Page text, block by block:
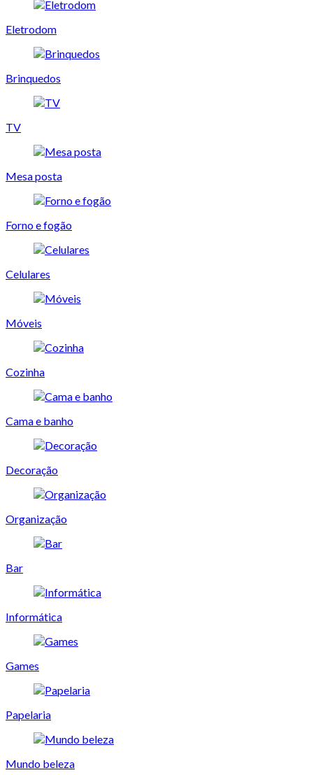
Eletrodom
Brinquedos
TV
Mesa posta
Forno e fogão
Celulares
Móveis
Cozinha
Cama e banho
Decoração
Organização
Bar
Informática
Games
Papelaria
Mundo beleza